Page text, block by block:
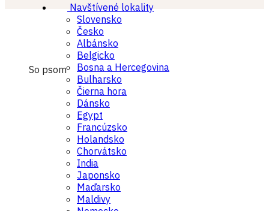
Navštívené lokality
Slovensko
Česko
Albánsko
Belgicko
Bosna a Hercegovina
Bulharsko
Čierna hora
Dánsko
Egypt
Francúzsko
Holandsko
Chorvátsko
India
Japonsko
Maďarsko
Maldivy
So psom